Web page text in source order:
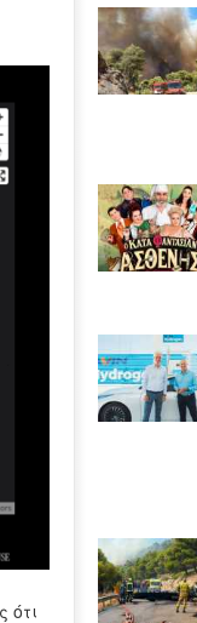
ότι